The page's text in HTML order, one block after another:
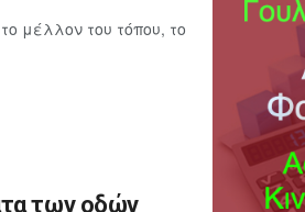
μέλλον του τόπου, το
των οδών